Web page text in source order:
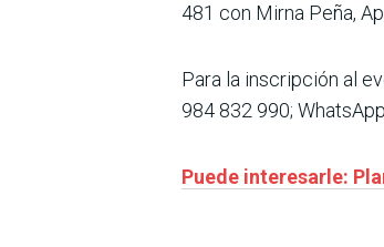
481 con Mirna Peña,
Para la inscripción al
984 832 990; WhatsApp
Puede interesarle: